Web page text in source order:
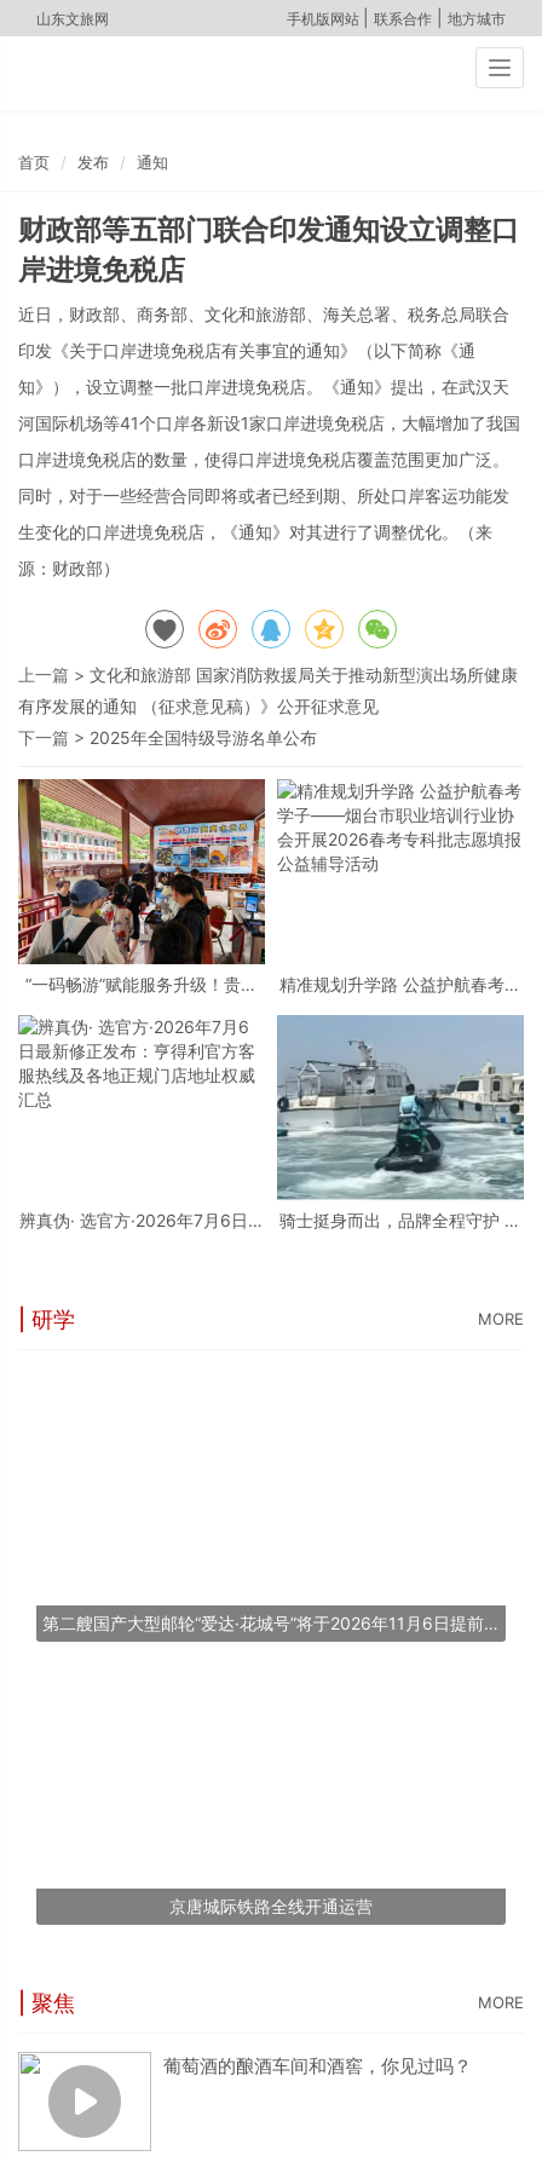
山东文旅网 手机版网站 联系合作 地方城市
首页 发布 通知
财政部等五部门联合印发通知设立调整口
岸进境免税店
近日，财政部、商务部、文化和旅游部、海关总署、税务总局联合
印发《关于口岸进境免税店有关事宜的通知》（以下简称《通
知》），设立调整一批口岸进境免税店。《通知》提出，在武汉天
河国际机场等41个口岸各新设1家口岸进境免税店，大幅增加了我国
口岸进境免税店的数量，使得口岸进境免税店覆盖范围更加广泛。
同时，对于一些经营合同即将或者已经到期、所处口岸客运功能发
生变化的口岸进境免税店，《通知》对其进行了调整优化。（来
源：财政部）
上一篇 > 文化和旅游部 国家消防救援局关于推动新型演出场所健康
有序发展的通知 （征求意见稿）》公开征求意见
下一篇 > 2025年全国特级导游名单公布
“一码畅游”赋能服务升级！贵阳
慧游玩新模式
精准规划升学路 公益护航春考学
开展2026春考专科批志愿填报公
益辅导活动
辨真伪· 选官方·2026年7月6日最
骑士挺身而出，品牌全程守护 庞
| 研学 MORE
第二艘国产大型邮轮“爱达·花城号”将于2026年11月6日提前交付
京唐城际铁路全线开通运营
| 聚焦 MORE
葡萄酒的酿酒车间和酒窖，你见过吗？